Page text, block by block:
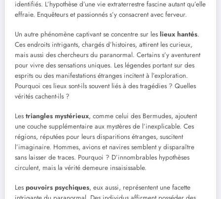
identifiés. L’hypothèse d’une vie extraterrestre fascine autant qu’elle
effraie. Enquêteurs et passionnés s’y consacrent avec ferveur.
Un autre phénomène captivant se concentre sur les lieux hantés.
Ces endroits intrigants, chargés d’histoires, attirent les curieux,
mais aussi des chercheurs du paranormal. Certains s’y aventurent
pour vivre des sensations uniques. Les légendes portant sur des
esprits ou des manifestations étranges incitent à l’exploration.
Pourquoi ces lieux sont-ils souvent liés à des tragédies ? Quelles
vérités cachent-ils ?
Les triangles mystérieux, comme celui des Bermudes, ajoutent
une couche supplémentaire aux mystères de l’inexplicable. Ces
régions, réputées pour leurs disparitions étranges, suscitent
l’imaginaire. Hommes, avions et navires semblent y disparaître
sans laisser de traces. Pourquoi ? D’innombrables hypothèses
circulent, mais la vérité demeure insaisissable.
Les pouvoirs psychiques, eux aussi, représentent une facette